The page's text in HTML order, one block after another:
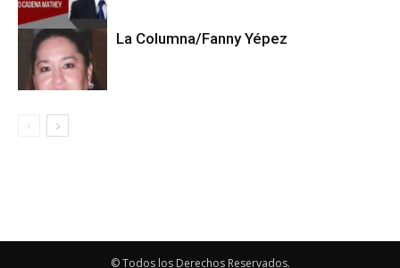
La Columna/Fanny Yépez
© Todos los Derechos Reservados.